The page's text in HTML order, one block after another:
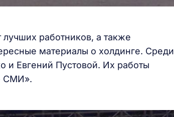
работников, а также
материалы о холдинге. Среди
и Евгений Пустовой. Их работы
СМИ».